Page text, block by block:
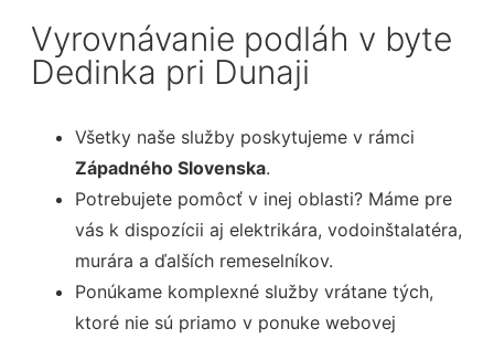
Vyrovnávanie podláh v byte
Dedinka pri Dunaji
Všetky naše služby poskytujeme v rámci
Západného Slovenska.
Potrebujete pomôcť v inej oblasti? Máme pre
vás k dispozícii aj elektrikára, vodoinštalatéra,
murára a ďalších remeselníkov.
Ponúkame komplexné služby vrátane tých,
ktoré nie sú priamo v ponuke webovej